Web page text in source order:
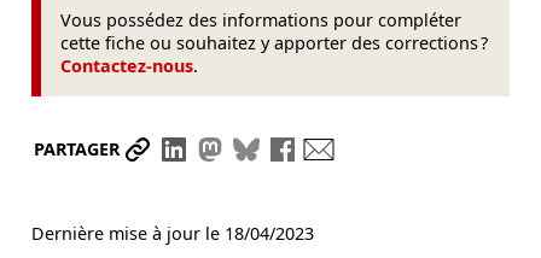
Vous possédez des informations pour compléter
cette fiche ou souhaitez y apporter des corrections ?
Contactez-nous.
PARTAGER Partager le lien
Partager sur LinkedIn
Partager sur Mastodon
Partager sur Bluesky
Partager sur Facebook
Dernière mise à jour le 18/04/2023